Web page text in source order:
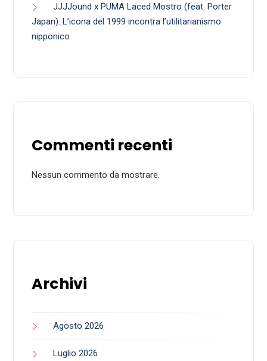
JJJJound x PUMA Laced Mostro (feat. Porter
Japan): L’icona del 1999 incontra l’utilitarianismo
nipponico
Commenti recenti
Nessun commento da mostrare.
Archivi
Agosto 2026
Luglio 2026